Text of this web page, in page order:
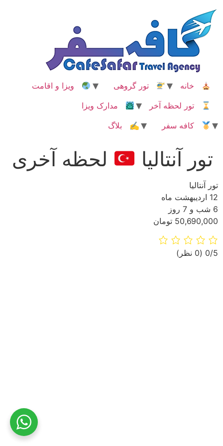
محتوا
خانه تور گروهی
ویزا و اقامت
تور لحظه آخر
مدارک ویزا
کافه سفر
✍ بلاگ
تور آنتالیا لحظه آخری
تور آنتالیا
12 اردیبهشت ماه
6 شب و 7 روز
50,690,000 تومان
‫0/5 ‫(0 نظر)